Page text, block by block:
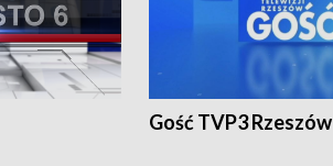
Gość TVP3 Rzeszów